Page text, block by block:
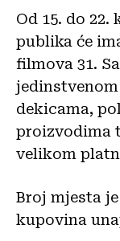
Od 15. do 22.
publika će
filmova 31.
dekicama,
proizvodima
velikom
Broj mjesta
kupovina